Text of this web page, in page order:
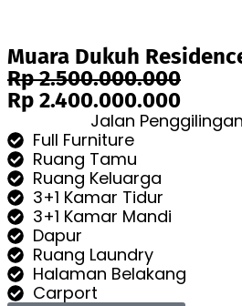
Muara Dukuh
Rp 2.500.000.000
Rp 2.400.000.000
Jalan
Full Furniture
Ruang Tamu
Ruang Keluarga
3+1 Kamar Tidur
3+1 Kamar Mandi
Dapur
Ruang Laundry
Halaman Belakang
Carport